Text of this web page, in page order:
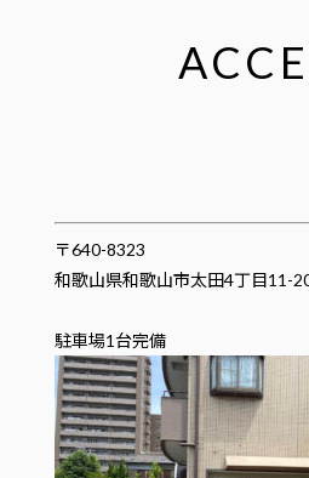
〒640-8323
和歌山県和歌山市太田4丁目11-
駐車場1台完備